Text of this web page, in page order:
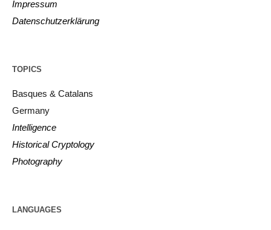
Impressum
Datenschutzerklärung
TOPICS
Basques & Catalans
Germany
Intelligence
Historical Cryptology
Photography
LANGUAGES